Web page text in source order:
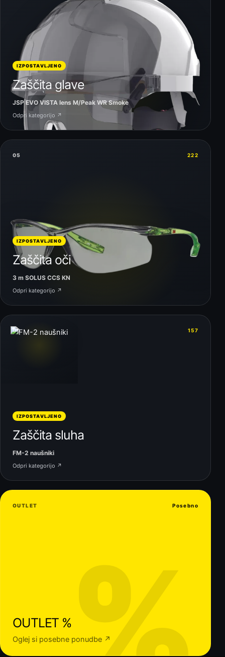
IZPOSTAVLJENO
Zaščita glave
JSP EVO VISTA lens M/Peak WR Smoke
Odpri kategorijo ↗
05 222
IZPOSTAVLJENO
Zaščita oči
3 m SOLUS CCS KN
Odpri kategorijo ↗
06 157
IZPOSTAVLJENO
Zaščita sluha
FM-2 naušniki
Odpri kategorijo ↗
OUTLET Posebno
OUTLET %
Oglej si posebne ponudbe ↗